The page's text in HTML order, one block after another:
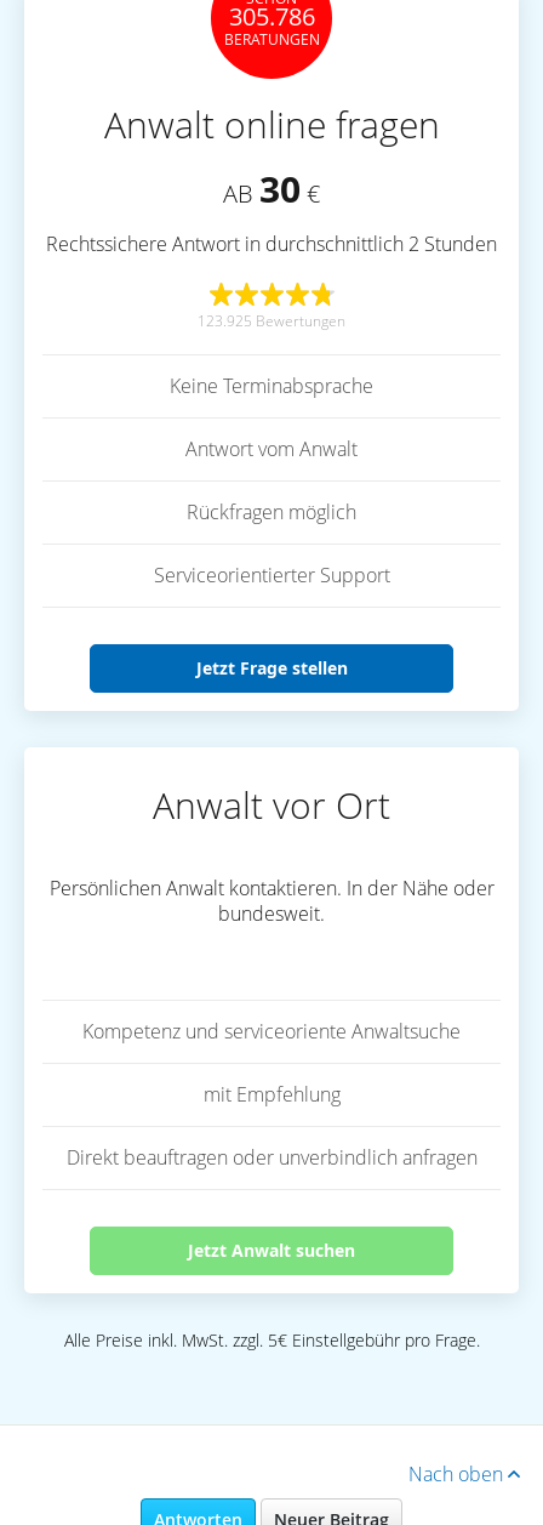
305.786
BERATUNGEN
Anwalt online fragen
AB 30 €
Rechtssichere Antwort in durchschnittlich 2 Stunden
123.925 Bewertungen
Keine Terminabsprache
Antwort vom Anwalt
Rückfragen möglich
Serviceorientierter Support
Jetzt Frage stellen
Anwalt vor Ort
Persönlichen Anwalt kontaktieren. In der Nähe oder
bundesweit.
Kompetenz und serviceoriente Anwaltsuche
mit Empfehlung
Direkt beauftragen oder unverbindlich anfragen
Jetzt Anwalt suchen
Alle Preise inkl. MwSt. zzgl. 5€ Einstellgebühr pro Frage.
Nach oben
Antworten Neuer Beitrag